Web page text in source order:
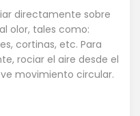
directamente sobre
olor, tales como:
cortinas, etc. Para
rociar el aire desde el
movimiento circular.